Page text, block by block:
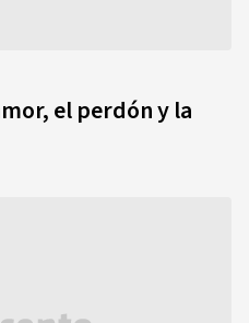
el perdón y la